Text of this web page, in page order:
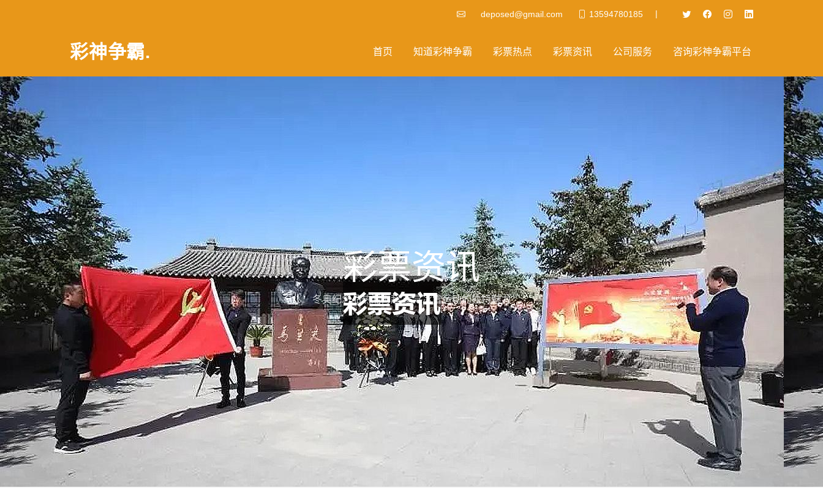
deposed@gmail.com 13594780185 |
彩神争霸. 首页 知道彩神争霸 彩票热点 彩票资讯 公司服务 咨询彩神争霸平台
彩票资讯
冬奥纪念品热潮再起 追寻冰雪运动的独特魅力